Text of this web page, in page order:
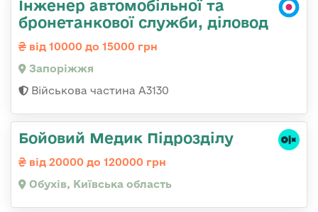
Інженер автомобільної та
бронетанкової служби, діловод
від 10000 до 15000 грн
Запоріжжя
Військова частина А3130
Бойовий Медик Підрозділу
від 20000 до 120000 грн
Обухів, Київська область